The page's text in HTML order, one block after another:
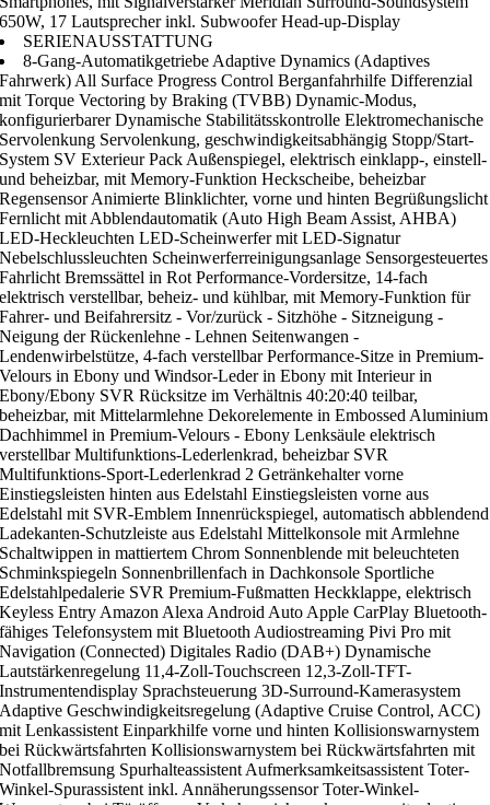
650W, 17 Lautsprecher inkl. Subwoofer Head-up-Display
SERIENAUSSTATTUNG
8-Gang-Automatikgetriebe Adaptive Dynamics (Adaptives
Fahrwerk) All Surface Progress Control Berganfahrhilfe Differenzial
mit Torque Vectoring by Braking (TVBB) Dynamic-Modus,
konfigurierbarer Dynamische Stabilitätsskontrolle Elektromechanische
Servolenkung Servolenkung, geschwindigkeitsabhängig Stopp/Start-
System SV Exterieur Pack Außenspiegel, elektrisch einklapp-, einstell-
und beheizbar, mit Memory-Funktion Heckscheibe, beheizbar
Regensensor Animierte Blinklichter, vorne und hinten Begrüßungslicht
Fernlicht mit Abblendautomatik (Auto High Beam Assist, AHBA)
LED-Heckleuchten LED-Scheinwerfer mit LED-Signatur
Nebelschlussleuchten Scheinwerferreinigungsanlage Sensorgesteuertes
Fahrlicht Bremssättel in Rot Performance-Vordersitze, 14-fach
elektrisch verstellbar, beheiz- und kühlbar, mit Memory-Funktion für
Fahrer- und Beifahrersitz - Vor/zurück - Sitzhöhe - Sitzneigung -
Neigung der Rückenlehne - Lehnen Seitenwangen -
Lendenwirbelstütze, 4-fach verstellbar Performance-Sitze in Premium-
Velours in Ebony und Windsor-Leder in Ebony mit Interieur in
Ebony/Ebony SVR Rücksitze im Verhältnis 40:20:40 teilbar,
beheizbar, mit Mittelarmlehne Dekorelemente in Embossed Aluminium
Dachhimmel in Premium-Velours - Ebony Lenksäule elektrisch
verstellbar Multifunktions-Lederlenkrad, beheizbar SVR
Multifunktions-Sport-Lederlenkrad 2 Getränkehalter vorne
Einstiegsleisten hinten aus Edelstahl Einstiegsleisten vorne aus
Edelstahl mit SVR-Emblem Innenrückspiegel, automatisch abblendend
Ladekanten-Schutzleiste aus Edelstahl Mittelkonsole mit Armlehne
Schaltwippen in mattiertem Chrom Sonnenblende mit beleuchteten
Schminkspiegeln Sonnenbrillenfach in Dachkonsole Sportliche
Edelstahlpedalerie SVR Premium-Fußmatten Heckklappe, elektrisch
Keyless Entry Amazon Alexa Android Auto Apple CarPlay Bluetooth-
fähiges Telefonsystem mit Bluetooth Audiostreaming Pivi Pro mit
Navigation (Connected) Digitales Radio (DAB+) Dynamische
Lautstärkenregelung 11,4-Zoll-Touchscreen 12,3-Zoll-TFT-
Instrumentendisplay Sprachsteuerung 3D-Surround-Kamerasystem
Adaptive Geschwindigkeitsregelung (Adaptive Cruise Control, ACC)
mit Lenkassistent Einparkhilfe vorne und hinten Kollisionswarnystem
bei Rückwärtsfahrten Kollisionswarnystem bei Rückwärtsfahrten mit
Notfallbremsung Spurhalteassistent Aufmerksamkeitsassistent Toter-
Winkel-Spurassistent inkl. Annäherungssensor Toter-Winkel-